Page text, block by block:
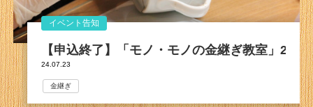
イベント告知
【申込終了】「モノ・モノの金継ぎ教室」
24.07.23
金継ぎ